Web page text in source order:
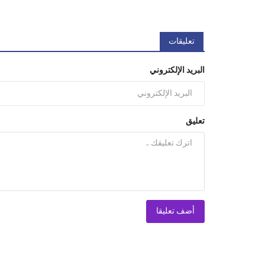
تعليقات
البريد الإلكتروني
تعليق
أضف تعليقا